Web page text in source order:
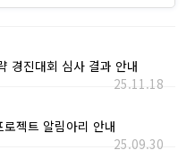
경진대회 심사 결과 안내
25.11.18
젝트 알림아리 안내
25.09.30